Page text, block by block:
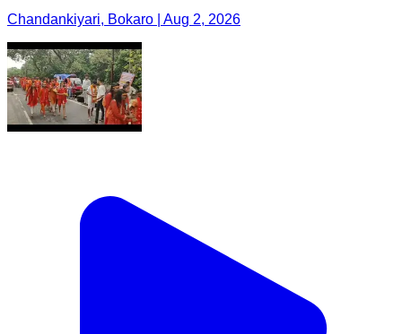
Chandankiyari, Bokaro | Aug 2, 2026